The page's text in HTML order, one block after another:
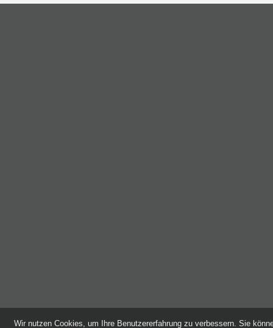
Wir nutzen Cookies, um Ihre Benutzererfahrung zu verbessern. Sie